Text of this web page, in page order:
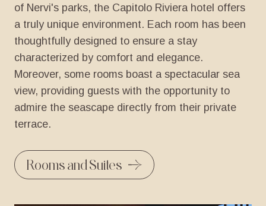
of Nervi's parks, the Capitolo Riviera hotel offers
a truly unique environment. Each room has been
thoughtfully designed to ensure a stay
characterized by comfort and elegance.
Moreover, some rooms boast a spectacular sea
view, providing guests with the opportunity to
admire the seascape directly from their private
terrace.
Rooms and Suites